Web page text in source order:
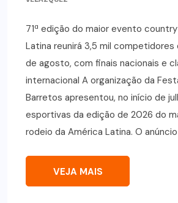
71ª edição do maior evento
Latina reunirá 3,5 mil
de agosto, com finais nacionais e
internacional A organização da
Barretos apresentou, no início de
esportivas da edição de 2026 do
rodeio da América Latina. O anúncio
VEJA MAIS